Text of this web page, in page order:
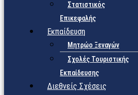
Στατιστικός
Επικεφαλής
Εκπαίδευση
Μητρώο Ξεναγών
Σχολές Τουριστικής
Εκπαίδευσης
Διεθνείς Σχέσεις